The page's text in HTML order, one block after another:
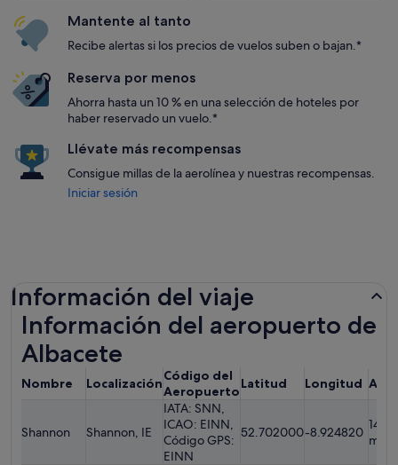
Mantente al tanto
Recibe alertas si los precios de vuelos suben o bajan.*
Reserva por menos
Ahorra hasta un 10 % en una selección de hoteles por
haber reservado un vuelo.*
Llévate más recompensas
Consigue millas de la aerolínea y nuestras recompensas.
Iniciar sesión
Información del viaje
Información del aeropuerto de
Albacete
Nombre LocalizaciónCódigo del
AeropuertoLatitud Longitud
Shannon Shannon, IE
IATA: SNN,
ICAO: EINN,
Código GPS:
EINN
52.702000-8.924820 14.02